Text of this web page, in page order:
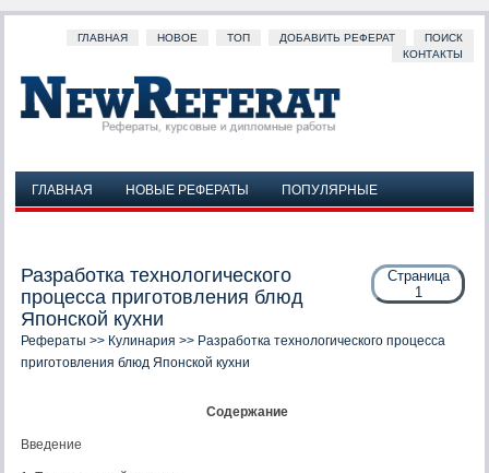
ГЛАВНАЯ НОВОЕ ТОП ДОБАВИТЬ РЕФЕРАТ
ПОИСК
КОНТАКТЫ
ГЛАВНАЯ НОВЫЕ РЕФЕРАТЫ
ПОПУЛЯРНЫЕ
Страница
1
Разработка технологического
процесса приготовления блюд
Японской кухни
Рефераты >> Кулинария >> Разработка технологического процесса
приготовления блюд Японской кухни
Содержание
Введение